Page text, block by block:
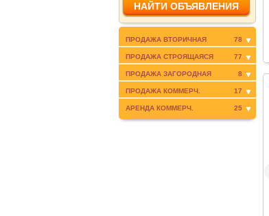
ПРОДАЖА ВТОРИЧНАЯ 78
ПРОДАЖА СТРОЯЩАЯСЯ 77
ПРОДАЖА ЗАГОРОДНАЯ 8
ПРОДАЖА КОММЕРЧ. 17
АРЕНДА КОММЕРЧ. 25